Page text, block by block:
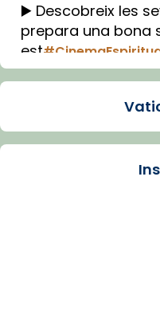
▶️ Descobreix les
prepara una bona
est
Imatge: Generada
Arquebisbat